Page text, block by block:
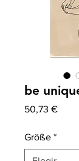
be
50,73 €Precio
Größe *